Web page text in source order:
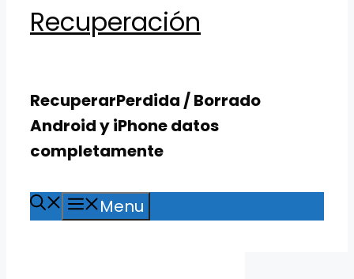
Recuperación
RecuperarPerdida / Borrado
Android y iPhone datos
completamente
Menu